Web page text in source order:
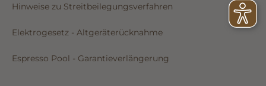
Hinweise zu Streitbeilegungsverfahren
Elektrogesetz - Altgeräterücknahme
Espresso Pool - Garantieverlängerung